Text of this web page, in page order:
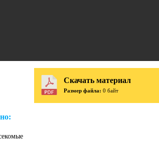
Скачать материал
Размер файла: 0 байт